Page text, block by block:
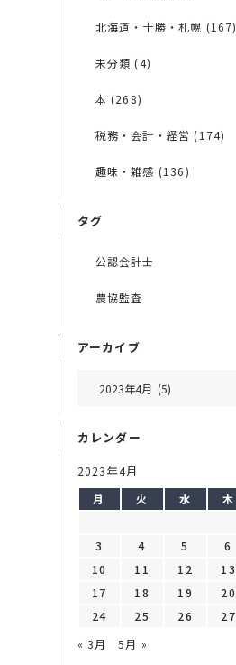
北海道・十勝・札幌 (167)
未分類 (4)
本 (268)
税務・会計・経営 (174)
趣味・雑感 (136)
タグ
公認会計士
農協監査
アーカイブ
カレンダー
2023年4月
月
火 水 木
3
4 5 6
10
11 12 13
17
18 19 20
24
25 26 27
« 3月
5月 »